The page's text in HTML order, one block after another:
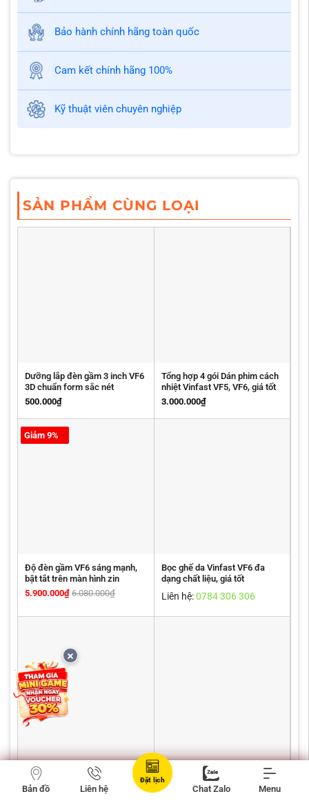
Bảo hành chính hãng toàn quốc
Cam kết chính hãng 100%
Kỹ thuật viên chuyên nghiệp
SẢN PHẨM CÙNG LOẠI
Dưỡng lắp đèn gầm 3 inch VF6
3D chuẩn form sắc nét
500.000₫
Tổng hợp 4 gói Dán phim cách
nhiệt Vinfast VF5, VF6, giá tốt
3.000.000₫
Giảm 9%
Độ đèn gầm VF6 sáng mạnh,
bật tắt trên màn hình zin
5.900.000₫ 6.080.000₫
Bọc ghế da Vinfast VF6 đa
dạng chất liệu, giá tốt
Liên hệ:0784 306 306
Bọc vô lăng cho VF3 theo màu
sắc thiết kế
2.500.000
Cốp điện Vinfast VF6 đóng mở
tiện lợi, lắp zin theo xe 100%
9.612.000₫
Bản đồ Liên hệ
Đặt lịch
Chat Zalo Menu